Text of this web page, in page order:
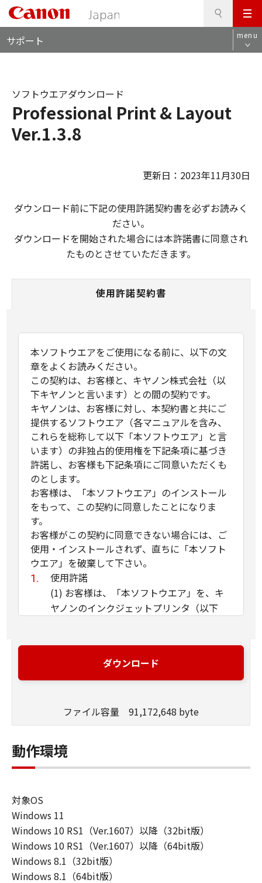
メ
ニ
ュ
サポート menu
Professional Print & Layout
Ver.1.3.8
ソフトウエアダウンロード
更新日：2023年11月30日
ダウンロード前に下記の使用許諾契約書を必ずお読みく
ださい。
ダウンロードを開始された場合には本許諾書に同意され
たものとさせていただきます。
使用許諾契約書
本ソフトウエアをご使用になる前に、以下の文
章をよくお読みください。
この契約は、お客様と、キヤノン株式会社（以
下キヤノンと言います）との間の契約です。
キヤノンは、お客様に対し、本契約書と共にご
提供するソフトウエア（各マニュアルを含み、
これらを総称して以下「本ソフトウエア」と言
います）の非独占的使用権を下記条項に基づき
許諾し、お客様も下記条項にご同意いただくも
のとします。
お客様は、「本ソフトウエア」のインストール
をもって、この契約に同意したことになりま
す。
お客様がこの契約に同意できない場合には、ご
使用・インストールされず、直ちに「本ソフト
ウエア」を破棄して下さい。
使用許諾
(1) お客様は、「本ソフトウエア」を、キ
ヤノンのインクジェットプリンタ（以下
とは、「許諾ソフトウエア」をコンピュー
タの記憶媒体上にインストールすること、
と、アクセスすること、読み出すこと、も
しくは実行することのいずれも含むものと
します）することができます。お客様はま
た、お客様が「プリンタ」を使用すること
エア」を使用させることができます。その
場合、お客様には、かかる「指定ユーザ」
を本契約の条件に従わせることにつき、す
べての責任を負っていただくものとしま
ダウンロード
ファイル容量 91,172,648 byte
動作環境
対象OS
Windows 11
Windows 10 RS1（Ver.1607）以降（32bit版）
Windows 10 RS1（Ver.1607）以降（64bit版）
Windows 8.1（32bit版）
Windows 8.1（64bit版）